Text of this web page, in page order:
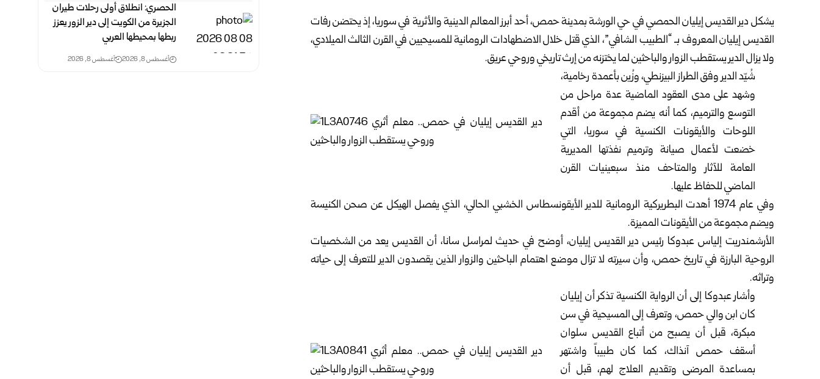
يشكل دير القديس إيليان الحمصي في حي الورشة بمدينةحمص، أحد أبرز المعالم الدينية والأثرية في سوريا، إذ يحتضن رفات
القديس إيليان المعروف بـ “الطبيب الشافي”، الذي قتل خلال الاضطهادات الرومانية للمسيحيين في القرن الثالث الميلادي،
ولا يزال الدير يستقطب الزوار والباحثين لما يختزنه من إرث تاريخي وروحي عريق.
شُيّد الدير وفق الطراز البيزنطي، وزُين بأعمدة رخامية،
وشهد على مدى العقود الماضية عدة مراحل من
التوسع والترميم، كما أنه يضم مجموعة من أقدم
اللوحات والأيقونات الكنسية في سوريا، التي
خضعت لأعمال صيانة وترميم نفذتها المديرية
العامة للآثار والمتاحف منذ سبعينيات القرن
الماضي للحفاظ عليها.
وفي عام 1974 أهدت البطريركية الرومانية للدير الأيقونسطاس الخشبي الحالي، الذي يفصل الهيكل عن صحن الكنيسة
ويضم مجموعة من الأيقونات المميزة.
الأرشمندريت إلياس عبدوكا رئيس دير القديس إيليان، أوضح في حديث لمراسل سانا، أن القديس يعد من الشخصيات
الروحية البارزة في تاريخ حمص، وأن سيرته لا تزال موضع اهتمام الباحثين والزوار الذين يقصدون الدير للتعرف إلى حياته
وتراثه.
وأشار عبدوكا إلى أن الرواية الكنسية تذكر أن إيليان
كان ابن والي حمص، وتعرف إلى المسيحية في سن
مبكرة، قبل أن يصبح من أتباع القديس سلوان
أسقف حمص آنذاك، كما كان طبيباً واشتهر
بمساعدة المرضى وتقديم العلاج لهم، قبل أن
الحصري: انطلاق أولى رحلات طيران
الجزيرة من الكويت إلى دير الزور يعزز
ربطها بمحيطها العربي
أغسطس 8, 2026 أغسطس 8, 2026